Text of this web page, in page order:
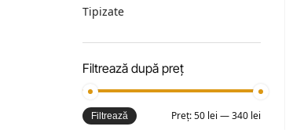
Tipizate
Filtrează după preț
Filtrează Preț:50 lei —340 lei